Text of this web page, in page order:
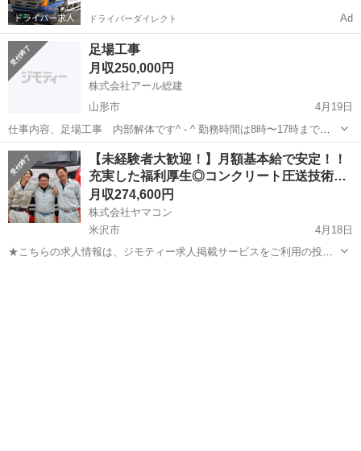
ドライバーダイレクト Ad
足場工事
月収250,000円
株式会社アール総建
山形市
4月19日
仕事内容、足場工事 内部解体です^ - ^ 勤務時間は8時〜17時までで
す！ 年齢問わずいけますよ〜！ 日給ではなく月給です！ 社会保険付
き 気になることあればご連絡ください！
山形 山形市 鳶職 足場
【未経験者大歓迎！】月額基本給で安定！！
充実した福利厚生◎コンクリート圧送技術…
月収274,600円
株式会社ヤマコン
米沢市
4月18日
★こちらの求人情報は、ジモティー求人掲載サービスをご利用の投稿